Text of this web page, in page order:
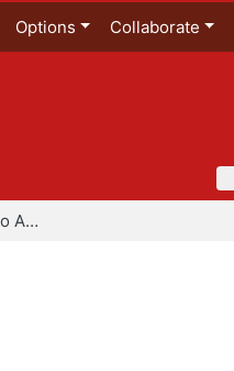
Options Collaborate
Especialidad en Diseño Ambiental